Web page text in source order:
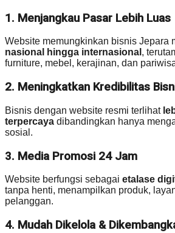
1. Menjangkau Pasar Lebih Luas
Website memungkinkan bisnis Jepara
nasional hingga internasional ,
furniture, mebel, kerajinan, dan
2. Meningkatkan Kredibilitas
Bisnis dengan website resmi terlihat
terpercaya dibandingkan hanya
sosial.
3. Media Promosi 24 Jam
Website berfungsi sebagai etalase
tanpa henti, menampilkan produk,
pelanggan.
4. Mudah Dikelola &